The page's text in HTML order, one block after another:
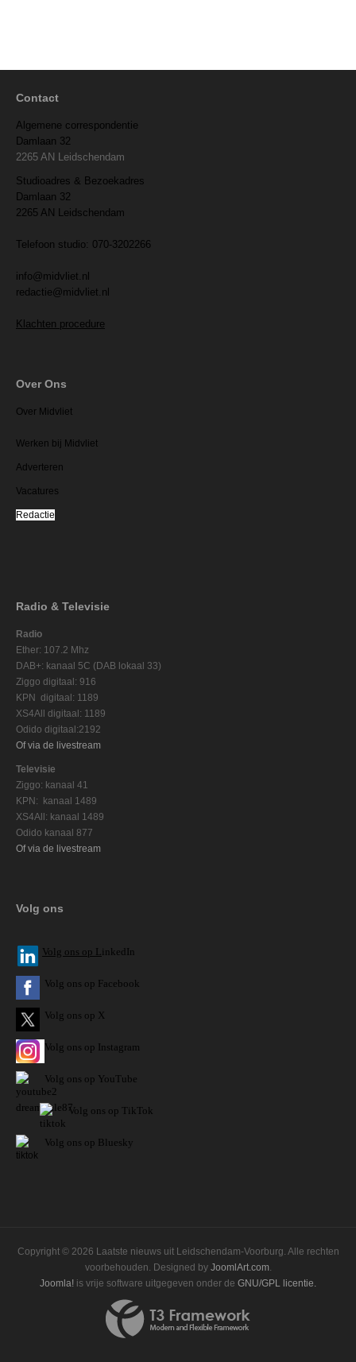
Contact
Algemene correspondentie
Damlaan 32
2265 AN Leidschendam
Studioadres & Bezoekadres
Damlaan 32
2265 AN Leidschendam
Telefoon studio: 070-3202266
info@midvliet.nl
redactie@midvliet.nl
Klachten procedure
Over Ons
Over Midvliet
Werken bij Midvliet
Adverteren
Vacatures
Redactie
Radio & Televisie
Radio
Ether: 107.2 Mhz
DAB+: kanaal 5C (DAB lokaal 33)
Ziggo digitaal: 916
KPN digitaal: 1189
XS4All digitaal: 1189
Odido digitaal:2192
Of via de livestream
Televisie
Ziggo: kanaal 41
KPN: kanaal 1489
XS4All: kanaal 1489
Odido kanaal 877
Of via de livestream
Volg ons
Volg ons op L inkedIn
Volg ons op Facebook
Volg ons op X
Volg ons op Instagram
Volg ons op YouTube
Volg ons op TikTok
Volg ons op Bluesky
Copyright © 2026 Laatste nieuws uit Leidschendam-Voorburg. Alle rechten
voorbehouden. Designed by JoomlArt.com.
Joomla! is vrije software uitgegeven onder de GNU/GPL licentie.